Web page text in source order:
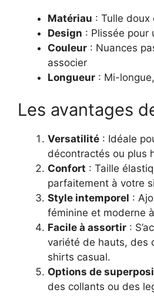
Matériau : Tulle doux
Design : Plissée pour
Couleur : Nuances
associer
Longueur : Mi-
Les avantages
Versatilité : Idéale
décontractés ou plus
Confort : Taille
parfaitement à votre
Style intemporel :
féminine et moderne
Facile à assortir :
variété de hauts, des
shirts casual.
Options de
des collants ou des